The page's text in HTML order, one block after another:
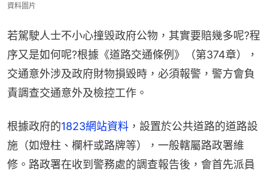
資料圖片
若駕駛人士不小心撞毁政府公物，其實要賠幾多呢?程
序又是如何呢?根據《道路交通條例》（第374章），
交通意外涉及政府財物損毀時，必須報警，警方會負
責調查交通意外及檢控工作。
根據政府的1823網站資料 ，設置於公共道路的道路設
施（如燈柱、欄杆或路牌等），一般轄屬路政署維
修。路政署在收到警務處的調查報告後，會首先派員